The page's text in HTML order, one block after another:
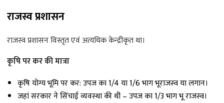
राजस्व प्रशासन
राजस्व प्रशासन विस्तृत एवं अत्यधिक केन्द्रीकृत था।
कृषि पर कर की मात्रा
कृषि योग्य भूमि पर कर: उपज का 1/4 या 1/6 भाग भूराजस्व या लगान।
जहां सरकार ने सिंचाई व्यवस्था की थी – उपज का 1/3 भाग भू राजस्व।